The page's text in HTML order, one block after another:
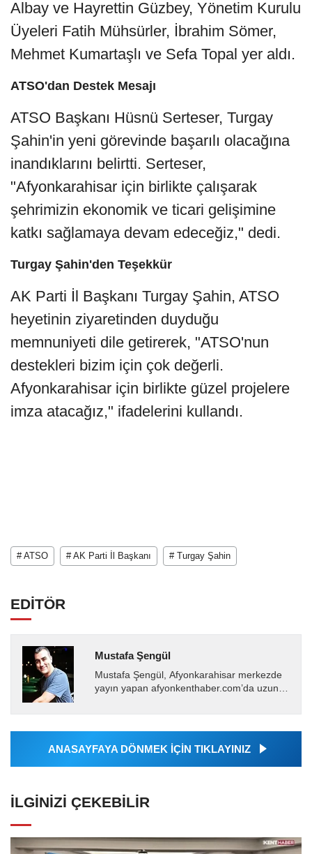
Albay ve Hayrettin Güzbey, Yönetim Kurulu
Üyeleri Fatih Mühsürler, İbrahim Sömer,
Mehmet Kumartaşlı ve Sefa Topal yer aldı.
ATSO'dan Destek Mesajı
ATSO Başkanı Hüsnü Serteser, Turgay
Şahin'in yeni görevinde başarılı olacağına
inandıklarını belirtti. Serteser,
"Afyonkarahisar için birlikte çalışarak
şehrimizin ekonomik ve ticari gelişimine
katkı sağlamaya devam edeceğiz," dedi.
Turgay Şahin'den Teşekkür
AK Parti İl Başkanı Turgay Şahin, ATSO
heyetinin ziyaretinden duyduğu
memnuniyeti dile getirerek, "ATSO'nun
destekleri bizim için çok değerli.
Afyonkarahisar için birlikte güzel projelere
imza atacağız," ifadelerini kullandı.
# ATSO # AK Parti İl Başkanı # Turgay Şahin
EDİTÖR
Mustafa Şengül
Mustafa Şengül, Afyonkarahisar merkezde
yayın yapan afyonkenthaber.com’da uzun
almakta, haber akışı...
ANASAYFAYA DÖNMEK İÇİN TIKLAYINIZ
İLGINIZI ÇEKEBILIR